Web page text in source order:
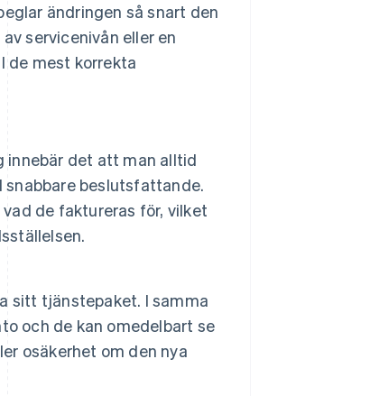
ändringen så snart den
servicenivån eller en
de mest korrekta
innebär det att man alltid
beslutsfattande.
de faktureras för, vilket
sitt tjänstepaket. I samma
och de kan omedelbart se
osäkerhet om den nya